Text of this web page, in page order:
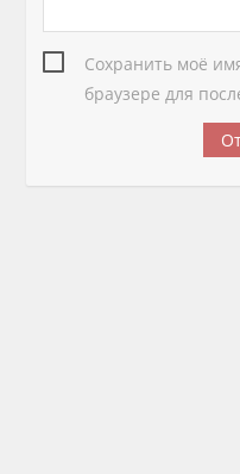
Сохранить моё
браузере для